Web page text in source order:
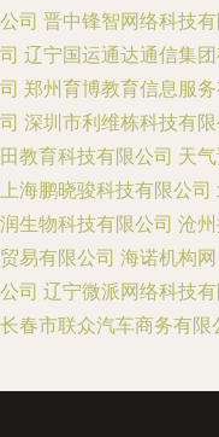
公司 晋中锋智网络科技有
司 辽宁国运通达通信集
司 郑州育博教育信息服
司 深圳市利维栋科技有限
田教育科技有限公司 天
上海鹏晓骏科技有限公司
润生物科技有限公司 沧
贸易有限公司 海诺机构网
公司 辽宁微派网络科技有
长春市联众汽车商务有限